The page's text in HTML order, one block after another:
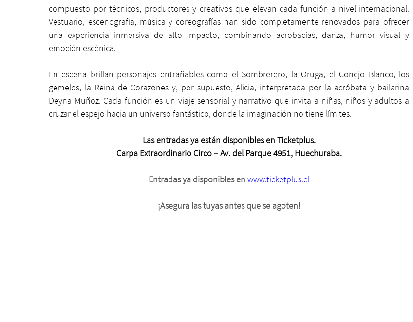
compuesto por técnicos, productores y creativos que elevan cada función a nivel internacional.
Vestuario, escenografía, música y coreografías han sido completamente renovados para ofrecer
una experiencia inmersiva de alto impacto, combinando acrobacias, danza, humor visual y
emoción escénica.
En escena brillan personajes entrañables como el Sombrerero, la Oruga, el Conejo Blanco, los
gemelos, la Reina de Corazones y, por supuesto, Alicia, interpretada por la acróbata y bailarina
Deyna Muñoz. Cada función es un viaje sensorial y narrativo que invita a niñas, niños y adultos a
cruzar el espejo hacia un universo fantástico, donde la imaginación no tiene límites.
Las entradas ya están disponibles en Ticketplus.
Carpa Extraordinario Circo – Av. del Parque 4951, Huechuraba.
Entradas ya disponibles en www.ticketplus.cl
¡Asegura las tuyas antes que se agoten!